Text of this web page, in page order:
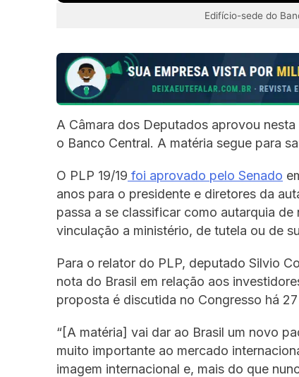
Edifício-sede do
A Câmara dos Deputados aprovou
o Banco Central. A matéria segue para
O PLP 19/19 foi aprovado pelo Senado
anos para o presidente e diretores da
passa a se classificar como autarquia
vinculação a ministério, de tutela ou de
Para o relator do PLP, deputado Silvio
nota do Brasil em relação aos
proposta é discutida no Congresso há 27
“[A matéria] vai dar ao Brasil um novo
muito importante ao mercado
imagem internacional e, mais do que